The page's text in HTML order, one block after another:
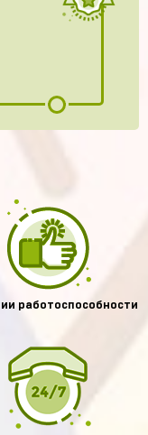
работоспособности